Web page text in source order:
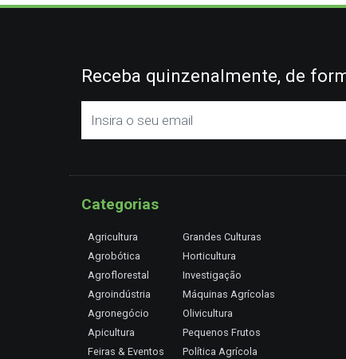
Receba quinzenalmente, de
Categorias
Agricultura
Agrobótica
Agroflorestal
Agroindústria
Agronegócio
Apicultura
Feiras & Eventos
Grandes Culturas
Horticultura
Investigação
Máquinas Agrícolas
Olivicultura
Pequenos Frutos
Política Agrícola